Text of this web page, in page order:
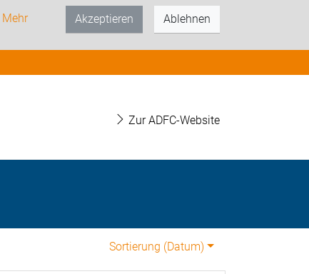
Mehr
Akzeptieren Ablehnen
Zur ADFC-Website
Sortierung (Datum)